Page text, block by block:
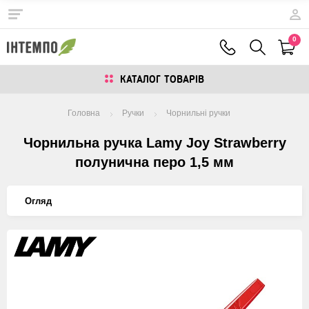
0
КАТАЛОГ ТОВАРIВ
Головна Ручки Чорнильні ручки
Чорнильна ручка Lamy Joy Strawberry
полунична перо 1,5 мм
Огляд
Изображения